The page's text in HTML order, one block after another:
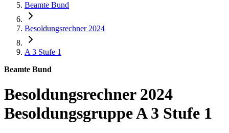
Beamte Bund
Besoldungsrechner 2024
A 3 Stufe 1
Beamte Bund
Besoldungsrechner 2024
Besoldungsgruppe A 3 Stufe 1